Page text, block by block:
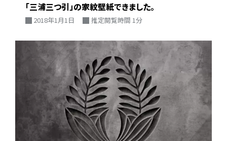
「三浦三つ引」の家紋壁紙できました。
2018年1月1日 推定閲覧時間 1分